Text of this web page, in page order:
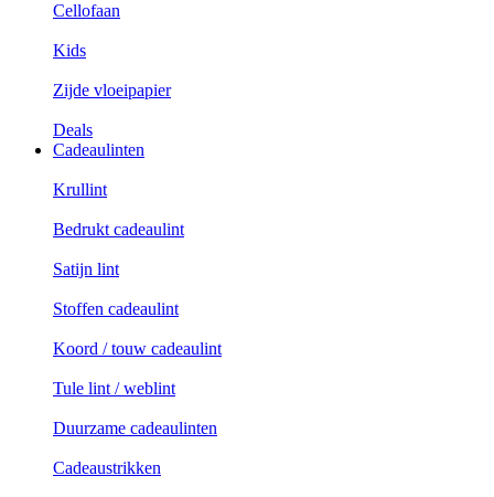
Cellofaan
Kids
Zijde vloeipapier
Deals
Cadeaulinten
Krullint
Bedrukt cadeaulint
Satijn lint
Stoffen cadeaulint
Koord / touw cadeaulint
Tule lint / weblint
Duurzame cadeaulinten
Cadeaustrikken